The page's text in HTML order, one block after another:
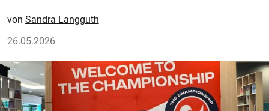
Sandra Langguth
26.05.2026